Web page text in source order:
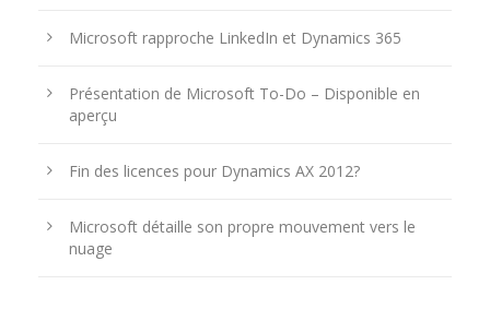
Microsoft rapproche LinkedIn et Dynamics 365
Présentation de Microsoft To-Do – Disponible en
aperçu
Fin des licences pour Dynamics AX 2012?
Microsoft détaille son propre mouvement vers le
nuage